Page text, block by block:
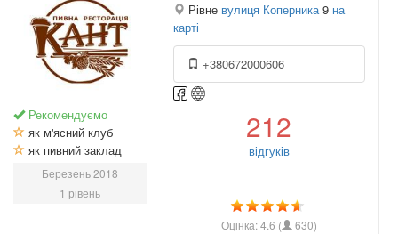
Рекомендуємо
як м'ясний клуб
як пивний заклад
Березень 2018
1 рівень
Рівне вулиця Коперника9 на
карті
+380672000606
212
відгуків
Оцінка:4.6 ( 630)